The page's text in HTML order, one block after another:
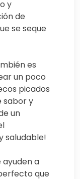
y
de
se seque
es
un poco
picados
sabor y
un
saludable!
ayuden a
que